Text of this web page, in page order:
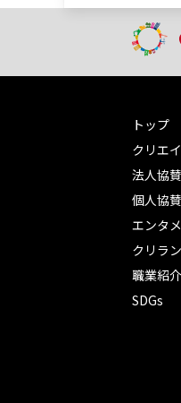
トップ
クリエ
法人協
個人協
エンタメ
クリラ
職業紹
SDGs